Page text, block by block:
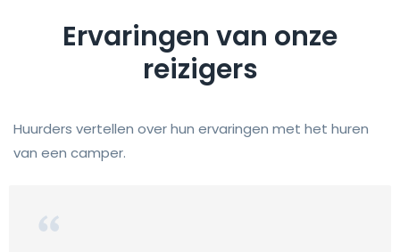
Ervaringen van onze
reizigers
Huurders vertellen over hun ervaringen met het huren
van een camper.